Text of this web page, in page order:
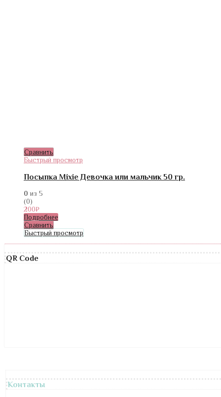
Сравнить
Быстрый просмотр
Посыпка Mixie Девочка или мальчик 50 гр.
0 из 5
(0)
200₽
Подробнее
Сравнить
Быстрый просмотр
QR Code
Контакты